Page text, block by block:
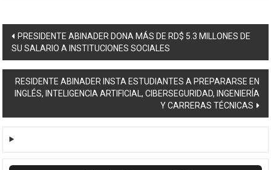
Navegación
de
entradas
PRESIDENTE ABINADER DONA MÁS DE RD$ 5.3 MILLONES DE
SU SALARIO A INSTITUCIONES SOCIALES
RESIDENTE ABINADER INSTA ESTUDIANTES A PREPARARSE EN
INGLÉS, INTELIGENCIA ARTIFICIAL, CIBERSEGURIDAD, INGENIERÍA
Y CARRERAS TÉCNICAS